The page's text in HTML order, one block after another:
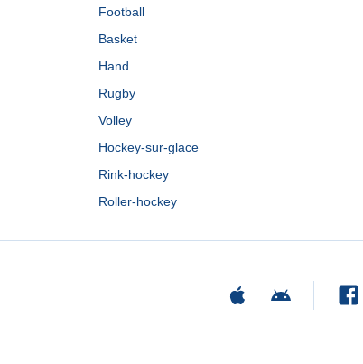
Football
Basket
Hand
Rugby
Volley
Hockey-sur-glace
Rink-hockey
Roller-hockey